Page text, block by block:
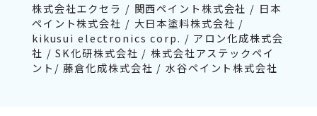
株式会社エクセラ / 関西ペイント株式会社 / 日本
ペイント株式会社 / 大日本塗料株式会社 /
kikusui electronics corp. / アロン化成株式会
社 / SK化研株式会社 / 株式会社アステックペイ
ント/ 藤倉化成株式会社 / 水谷ペイント株式会社